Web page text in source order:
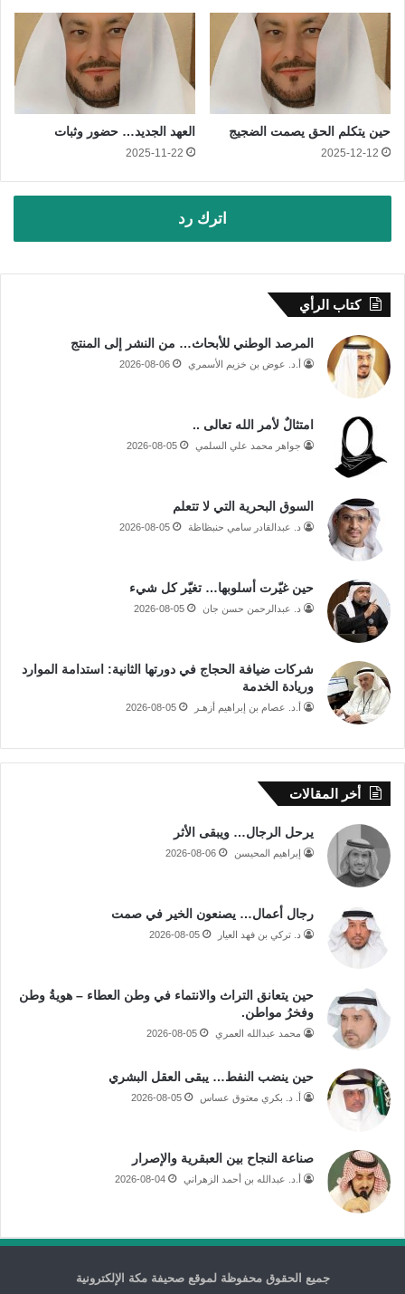
حين يتكلم الحق يصمت الضجيج
2025-12-12
العهد الجديد… حضور وثبات
2025-11-22
اترك رد
كتاب الرأي
المرصد الوطني للأبحاث… من النشر إلى المنتج
أ.د. عوض بن خزيم الأسمري 2026-08-06
امتثالٌ لأمر الله تعالى ..
جواهر محمد علي السلمي 2026-08-05
السوق البحرية التي لا تتعلم
د. عبدالقادر سامي حنبظاظة 2026-08-05
حين غيّرت أسلوبها… تغيّر كل شيء
د. عبدالرحمن حسن جان 2026-08-05
شركات ضيافة الحجاج في دورتها الثانية: استدامة الموارد
وريادة الخدمة
أ.د. عصام بن إبراهيم أزهـر 2026-08-05
أخر المقالات
يرحل الرجال… ويبقى الأثر
إبراهيم المحيسن 2026-08-06
رجال أعمال… يصنعون الخير في صمت
د. تركي بن فهد العيار 2026-08-05
حين يتعانق التراث والانتماء في وطن العطاء – هويةُ وطن
وفخرُ مواطن.
محمد عبدالله العمري 2026-08-05
حين ينضب النفط… يبقى العقل البشري
أ. د. بكري معتوق عساس 2026-08-05
صناعة النجاح بين العبقرية والإصرار
أ.د. عبدالله بن أحمد الزهراني 2026-08-04
جميع الحقوق محفوظة لموقع صحيفة مكة الإلكترونية